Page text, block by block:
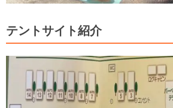
テントサイト紹介